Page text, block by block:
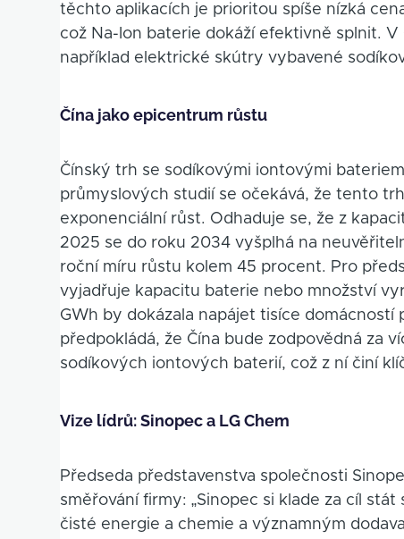
těchto aplikacích je prioritou spíše nízká
což Na-Ion baterie dokáží efektivně splnit.
například elektrické skútry vybavené
Čína jako epicentrum růstu
Čínský trh se sodíkovými iontovými
průmyslových studií se očekává, že tento
exponenciální růst. Odhaduje se, že z
2025 se do roku 2034 vyšplhá na
roční míru růstu kolem 45 procent. Pro
vyjadřuje kapacitu baterie nebo množství
GWh by dokázala napájet tisíce
předpokládá, že Čína bude zodpovědná za
sodíkových iontových baterií, což z ní činí
Vize lídrů: Sinopec a LG Chem
Předseda představenstva společnosti
směřování firmy: „Sinopec si klade za cíl
čisté energie a chemie a významným